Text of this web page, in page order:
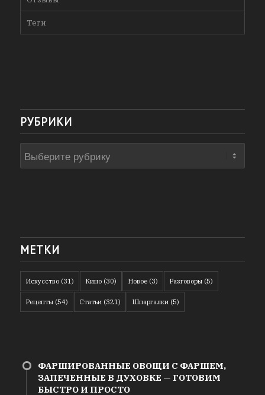
Теги
РУБРИКИ
Рубрики
МЕТКИ
Искусство(31) Кино(30) Новое(3) Разговоры(5)
Рецепты(54) Статьи(321) Шпаргалки(5)
ФАРШИРОВАННЫЕ ОВОЩИ С ФАРШЕМ,
ЗАПЕЧЕННЫЕ В ДУХОВКЕ — ГОТОВИМ
БЫСТРО И ПРОСТО